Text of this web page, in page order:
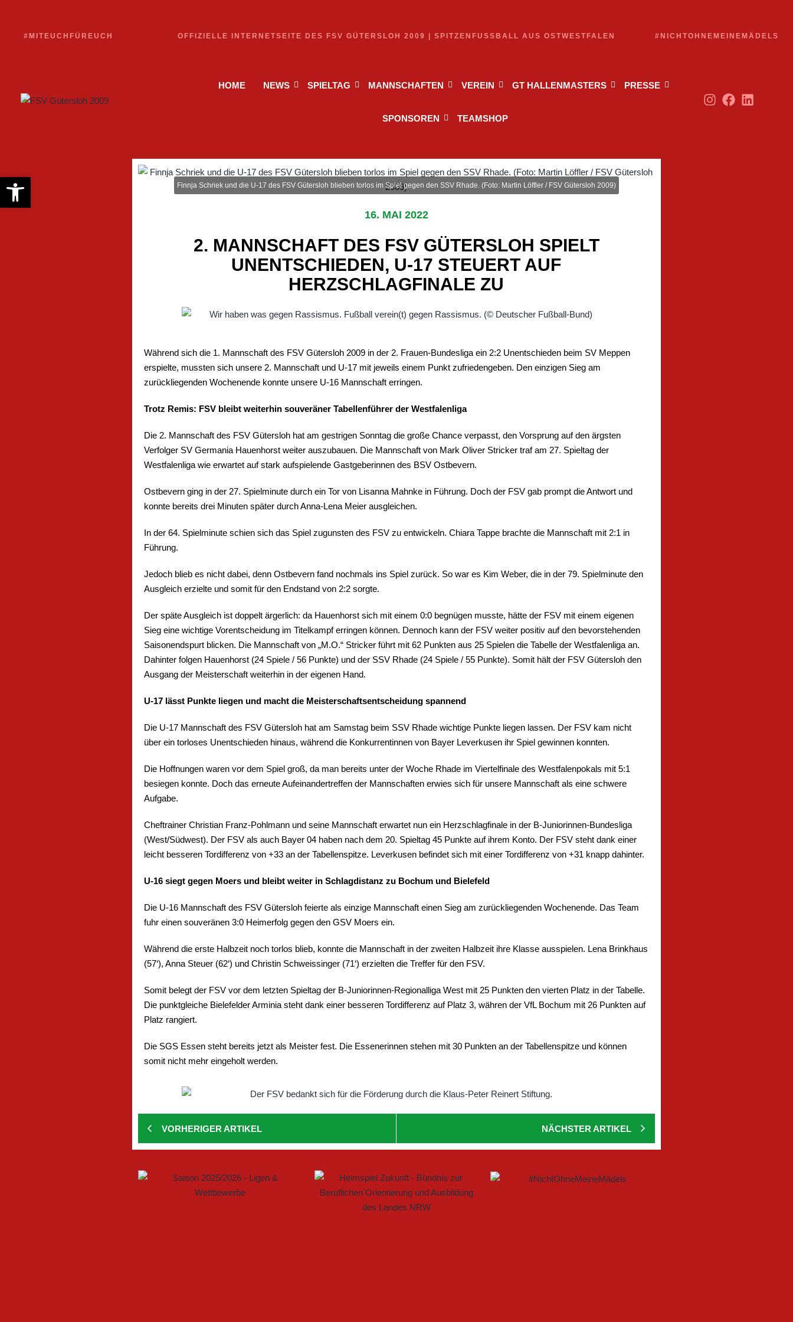
#MITEUCHFÜREUCH OFFIZIELLE INTERNETSEITE DES FSV GÜTERSLOH 2009 | SPITZENFUSSBALL AUS OSTWESTFALEN #NICHTOHNEMEINEMÄDELS
HOME NEWS SPIELTAG MANNSCHAFTEN VEREIN GT HALLENMASTERS PRESSE
SPONSOREN TEAMSHOP
Finnja Schriek und die U-17 des FSV Gütersloh blieben torlos im Spiel gegen den SSV Rhade. (Foto: Martin Löffler / FSV Gütersloh 2009)
16. MAI 2022
2. MANNSCHAFT DES FSV GÜTERSLOH SPIELT
UNENTSCHIEDEN, U-17 STEUERT AUF
HERZSCHLAGFINALE ZU
Während sich die 1. Mannschaft des FSV Gütersloh 2009 in der 2. Frauen-Bundesliga ein 2:2 Unentschieden beim SV Meppen
erspielte, mussten sich unsere 2. Mannschaft und U-17 mit jeweils einem Punkt zufriedengeben. Den einzigen Sieg am
zurückliegenden Wochenende konnte unsere U-16 Mannschaft erringen.
Trotz Remis: FSV bleibt weiterhin souveräner Tabellenführer der Westfalenliga
Die 2. Mannschaft des FSV Gütersloh hat am gestrigen Sonntag die große Chance verpasst, den Vorsprung auf den ärgsten
Verfolger SV Germania Hauenhorst weiter auszubauen. Die Mannschaft von Mark Oliver Stricker traf am 27. Spieltag der
Westfalenliga wie erwartet auf stark aufspielende Gastgeberinnen des BSV Ostbevern.
Ostbevern ging in der 27. Spielminute durch ein Tor von Lisanna Mahnke in Führung. Doch der FSV gab prompt die Antwort und
konnte bereits drei Minuten später durch Anna-Lena Meier ausgleichen.
In der 64. Spielminute schien sich das Spiel zugunsten des FSV zu entwickeln. Chiara Tappe brachte die Mannschaft mit 2:1 in
Führung.
Jedoch blieb es nicht dabei, denn Ostbevern fand nochmals ins Spiel zurück. So war es Kim Weber, die in der 79. Spielminute den
Ausgleich erzielte und somit für den Endstand von 2:2 sorgte.
Der späte Ausgleich ist doppelt ärgerlich: da Hauenhorst sich mit einem 0:0 begnügen musste, hätte der FSV mit einem eigenen
Sieg eine wichtige Vorentscheidung im Titelkampf erringen können. Dennoch kann der FSV weiter positiv auf den bevorstehenden
Saisonendspurt blicken. Die Mannschaft von „M.O.“ Stricker führt mit 62 Punkten aus 25 Spielen die Tabelle der Westfalenliga an.
Dahinter folgen Hauenhorst (24 Spiele / 56 Punkte) und der SSV Rhade (24 Spiele / 55 Punkte). Somit hält der FSV Gütersloh den
Ausgang der Meisterschaft weiterhin in der eigenen Hand.
U-17 lässt Punkte liegen und macht die Meisterschaftsentscheidung spannend
Die U-17 Mannschaft des FSV Gütersloh hat am Samstag beim SSV Rhade wichtige Punkte liegen lassen. Der FSV kam nicht
über ein torloses Unentschieden hinaus, während die Konkurrentinnen von Bayer Leverkusen ihr Spiel gewinnen konnten.
Die Hoffnungen waren vor dem Spiel groß, da man bereits unter der Woche Rhade im Viertelfinale des Westfalenpokals mit 5:1
besiegen konnte. Doch das erneute Aufeinandertreffen der Mannschaften erwies sich für unsere Mannschaft als eine schwere
Aufgabe.
Cheftrainer Christian Franz-Pohlmann und seine Mannschaft erwartet nun ein Herzschlagfinale in der B-Juniorinnen-Bundesliga
(West/Südwest). Der FSV als auch Bayer 04 haben nach dem 20. Spieltag 45 Punkte auf ihrem Konto. Der FSV steht dank einer
leicht besseren Tordifferenz von +33 an der Tabellenspitze. Leverkusen befindet sich mit einer Tordifferenz von +31 knapp dahinter.
U-16 siegt gegen Moers und bleibt weiter in Schlagdistanz zu Bochum und Bielefeld
Die U-16 Mannschaft des FSV Gütersloh feierte als einzige Mannschaft einen Sieg am zurückliegenden Wochenende. Das Team
fuhr einen souveränen 3:0 Heimerfolg gegen den GSV Moers ein.
Während die erste Halbzeit noch torlos blieb, konnte die Mannschaft in der zweiten Halbzeit ihre Klasse ausspielen. Lena Brinkhaus
(57‘), Anna Steuer (62‘) und Christin Schweissinger (71‘) erzielten die Treffer für den FSV.
Somit belegt der FSV vor dem letzten Spieltag der B-Juniorinnen-Regionalliga West mit 25 Punkten den vierten Platz in der Tabelle.
Die punktgleiche Bielefelder Arminia steht dank einer besseren Tordifferenz auf Platz 3, währen der VfL Bochum mit 26 Punkten auf
Platz rangiert.
Die SGS Essen steht bereits jetzt als Meister fest. Die Essenerinnen stehen mit 30 Punkten an der Tabellenspitze und können
somit nicht mehr eingeholt werden.
VORHERIGER ARTIKEL NÄCHSTER ARTIKEL
Werkzeugleiste öffnen